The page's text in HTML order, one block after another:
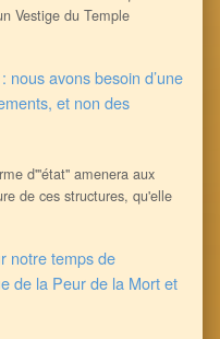
Vestige du Temple
nous avons besoin d’une
et non des
d'''état'' amenera aux
de ces structures, qu'elle
notre temps de
de la Peur de la Mort et